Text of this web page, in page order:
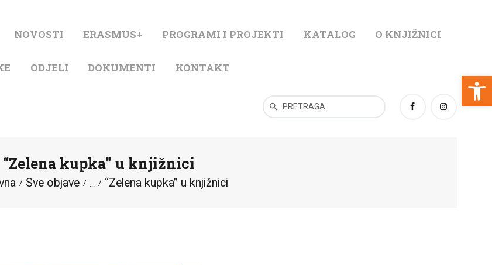
Open toolbar
NOVOSTI ERASMUS+ PROGRAMI I PROJEKTI KATALOG O KNJIŽNICI
ODJELI DOKUMENTI KONTAKT
“Zelena kupka” u knjižnici
Sve objave ... “Zelena kupka” u knjižnici